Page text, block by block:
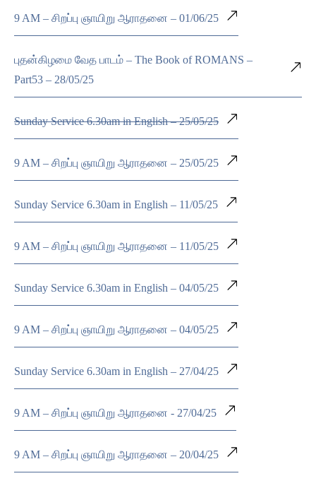
9 AM – சிறப்பு ஞாயிறு ஆராதனை – 01/06/25
புதன்கிழமை வேத பாடம் – The Book of ROMANS –
Part53 – 28/05/25
Sunday Service 6.30am in English – 25/05/25
9 AM – சிறப்பு ஞாயிறு ஆராதனை – 25/05/25
Sunday Service 6.30am in English – 11/05/25
9 AM – சிறப்பு ஞாயிறு ஆராதனை – 11/05/25
Sunday Service 6.30am in English – 04/05/25
9 AM – சிறப்பு ஞாயிறு ஆராதனை – 04/05/25
Sunday Service 6.30am in English – 27/04/25
9 AM – சிறப்பு ஞாயிறு ஆராதனை - 27/04/25
9 AM – சிறப்பு ஞாயிறு ஆராதனை – 20/04/25